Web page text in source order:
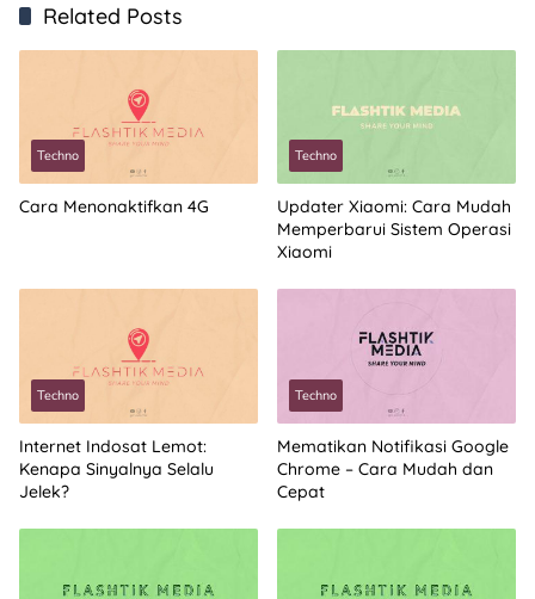
Related Posts
Techno
Cara Menonaktifkan 4G
Techno
Updater Xiaomi: Cara Mudah
Memperbarui Sistem Operasi
Xiaomi
Techno
Internet Indosat Lemot:
Kenapa Sinyalnya Selalu
Jelek?
Techno
Mematikan Notifikasi Google
Chrome – Cara Mudah dan
Cepat